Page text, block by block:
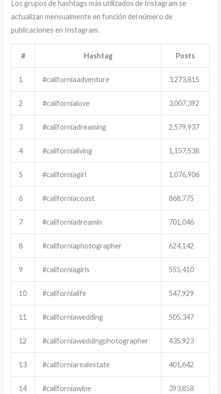
Los grupos de hashtags más utilizados de Instagram se
actualizan mensualmente en función del número de
publicaciones en Instagram.
# Hashtag Posts
1 #californiaadventure 3,273,815
2 #californialove 3,007,392
3 #californiadreaming 2,579,937
4 #californialiving 1,157,538
5 #californiagirl 1,076,906
6 #californiacoast 868,775
7 #californiadreamin 701,046
8 #californiaphotographer 624,142
9 #californiagirls 555,410
10 #californialife 547,929
11 #californiawedding 505,347
12 #californiaweddingphotographer 435,923
13 #californiarealestate 401,642
14 #californiawine 393,858